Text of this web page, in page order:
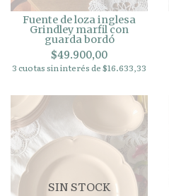
Fuente de loza inglesa
Grindley marfil con
guarda bordó
$49.900,00
3 cuotas sin interés de $16.633,33
SIN STOCK